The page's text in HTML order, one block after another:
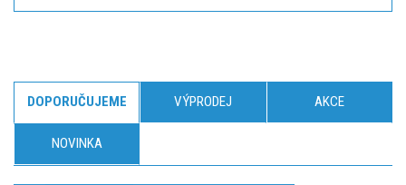
DOPORUČUJEME VÝPRODEJ AKCE
NOVINKA